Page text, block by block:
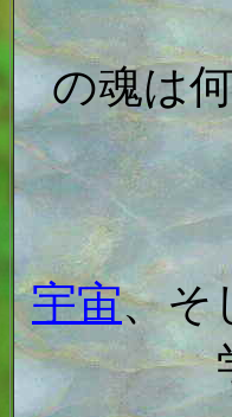
の魂は
宇宙、そ